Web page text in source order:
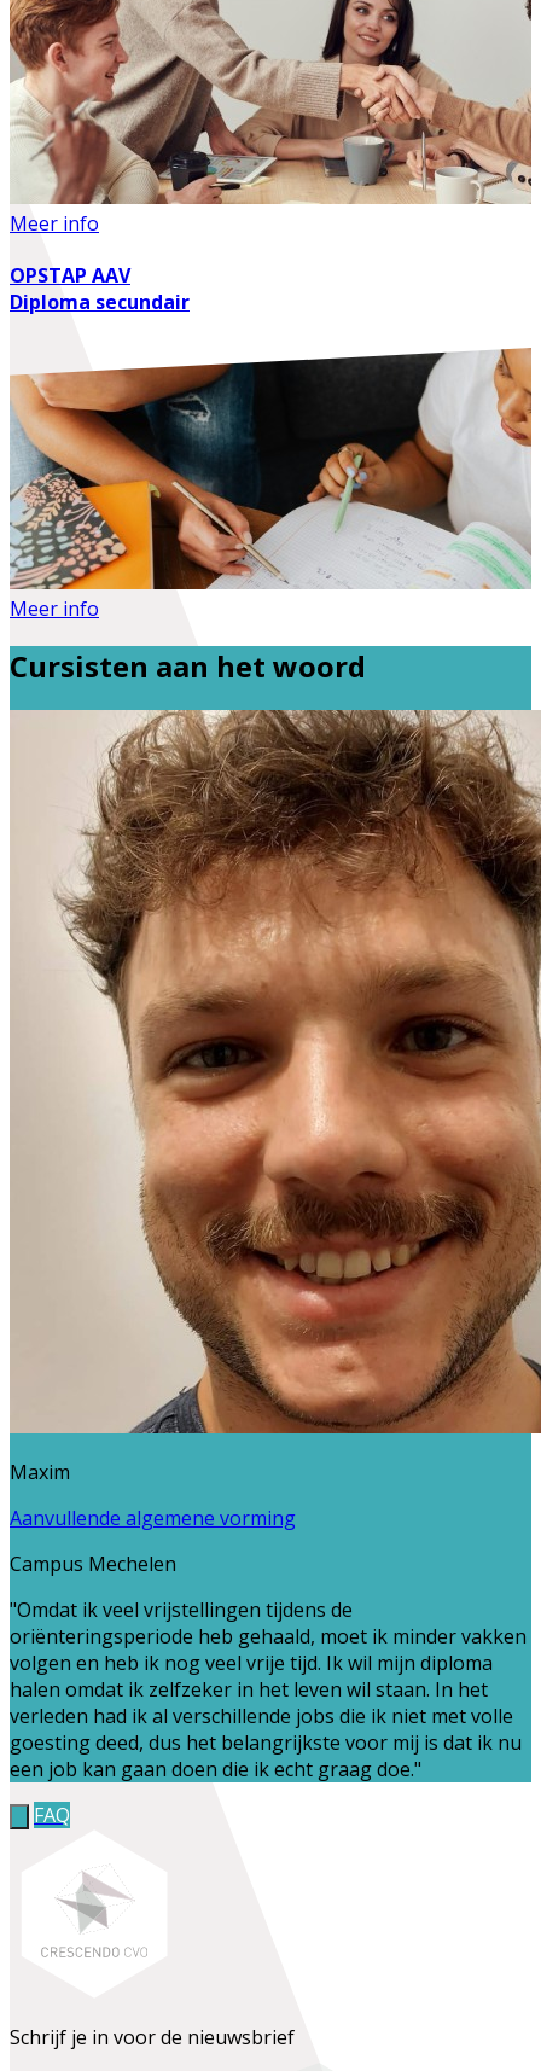
Meer info
OPSTAP AAV
Diploma secundair
Meer info
Cursisten aan het woord
Maxim
Aanvullende algemene vorming
Campus Mechelen
"Omdat ik veel vrijstellingen tijdens de
oriënteringsperiode heb gehaald, moet ik minder vakken
volgen en heb ik nog veel vrije tijd. Ik wil mijn diploma
halen omdat ik zelfzeker in het leven wil staan. In het
verleden had ik al verschillende jobs die ik niet met volle
goesting deed, dus het belangrijkste voor mij is dat ik nu
een job kan gaan doen die ik echt graag doe."
FAQ
Schrijf je in voor de nieuwsbrief